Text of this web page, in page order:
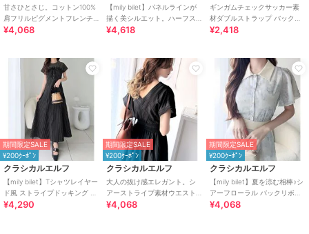
甘さひとさじ。コットン100%
肩フリルピグメントフレンチ
スリーブワンピース（ロング
¥4,068
【mily bilet】パネルラインが
描く美シルエット。ハーフス
リーブポロワンピース (ロング
¥4,618
ギンガムチェックサッカー素
材ダブルストラップ バックリ
ボン裾バルーンキャミロング
¥2,418
期間限定SALE
¥200ｸｰﾎﾟﾝ
クラシカルエルフ
【mily bilet】Tシャツレイヤー
ド風 ストライプドッキング フ
レアワンピース (ロング丈)
¥4,290
期間限定SALE
¥200ｸｰﾎﾟﾝ
クラシカルエルフ
大人の抜け感エレガント。シ
アーストライプ素材ウエスト
シャーリングVネックロングワ
¥4,068
期間限定SALE
¥200ｸｰﾎﾟﾝ
クラシカルエルフ
【mily bilet】夏を涼む相棒♪シ
アーフローラル バックリボン
ワンピ (長袖) (ロング)
¥4,068